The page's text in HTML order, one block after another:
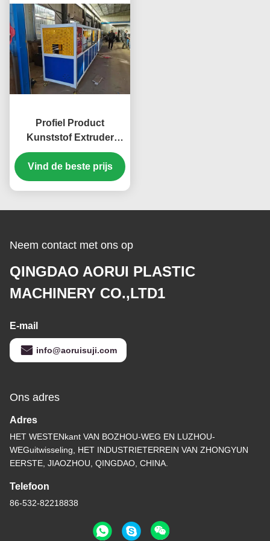
Profiel Product
Kunststof Extruder
Machine De Toekomst
van de Productie
Vind de beste prijs
Neem contact met ons op
QINGDAO AORUI PLASTIC
MACHINERY CO.,LTD1
E-mail
info@aoruisuji.com
Ons adres
Adres
HET WESTENkant VAN BOZHOU-WEG EN LUZHOU-
WEGuitwisseling, HET INDUSTRIETERREIN VAN ZHONGYUN
EERSTE, JIAOZHOU, QINGDAO, CHINA.
Telefoon
86-532-82218838